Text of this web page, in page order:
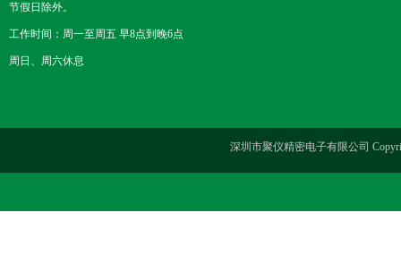
节假日除外。
工作时间：周一至周五 早8点到晚6点
周日、周六休息
深圳市聚仪精密电子有限公司